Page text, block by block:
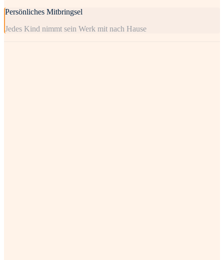
Persönliches Mitbringsel
Jedes Kind nimmt sein Werk mit nach Hause